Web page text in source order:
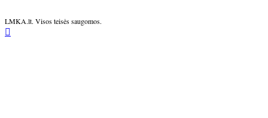
LMKA.lt. Visos teisės saugomos.